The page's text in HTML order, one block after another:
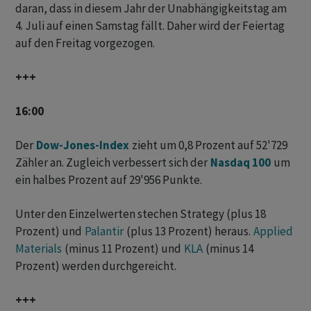
daran, dass in diesem Jahr der Unabhängigkeitstag am
4. Juli auf einen Samstag fällt. Daher wird der Feiertag
auf den Freitag vorgezogen.
+++
16:00
Der Dow-Jones-Index zieht um 0,8 Prozent auf 52'729
Zähler an. Zugleich verbessert sich der Nasdaq 100 um
ein halbes Prozent auf 29'956 Punkte.
Unter den Einzelwerten stechen Strategy (plus 18
Prozent) und Palantir (plus 13 Prozent) heraus. Applied
Materials (minus 11 Prozent) und KLA (minus 14
Prozent) werden durchgereicht.
+++